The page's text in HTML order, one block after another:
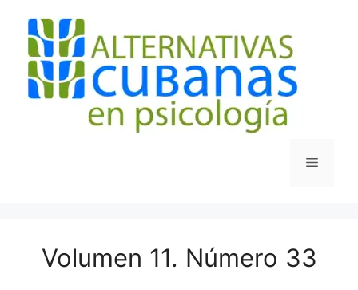
contenido
Menú
Volumen 11. Número 33